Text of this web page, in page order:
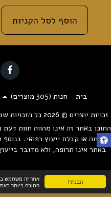
הבנתי!
הטובה ביותר
הוסף לסל הקניות
בית חנות (305 מוצרים)
זכויות יוצרים © 2026 כל הזכויות שמורות -
התוכן באתר זה אינו מהווה חוות
מומחה או קבלת ייעוץ רפואי.
באתר אינו תרופה, ולא מדובר